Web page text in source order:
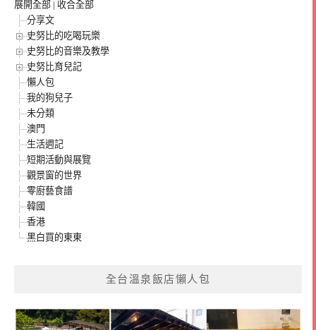
展開全部 | 收合全部
分享文
史努比的吃喝玩樂
史努比的音樂及教學
史努比育兒記
懶人包
我的狗兒子
未分類
澳門
生活週記
短期活動與展覽
觀景窗的世界
零廚藝食譜
韓國
香港
黑白買的東東
全台溫泉飯店懶人包